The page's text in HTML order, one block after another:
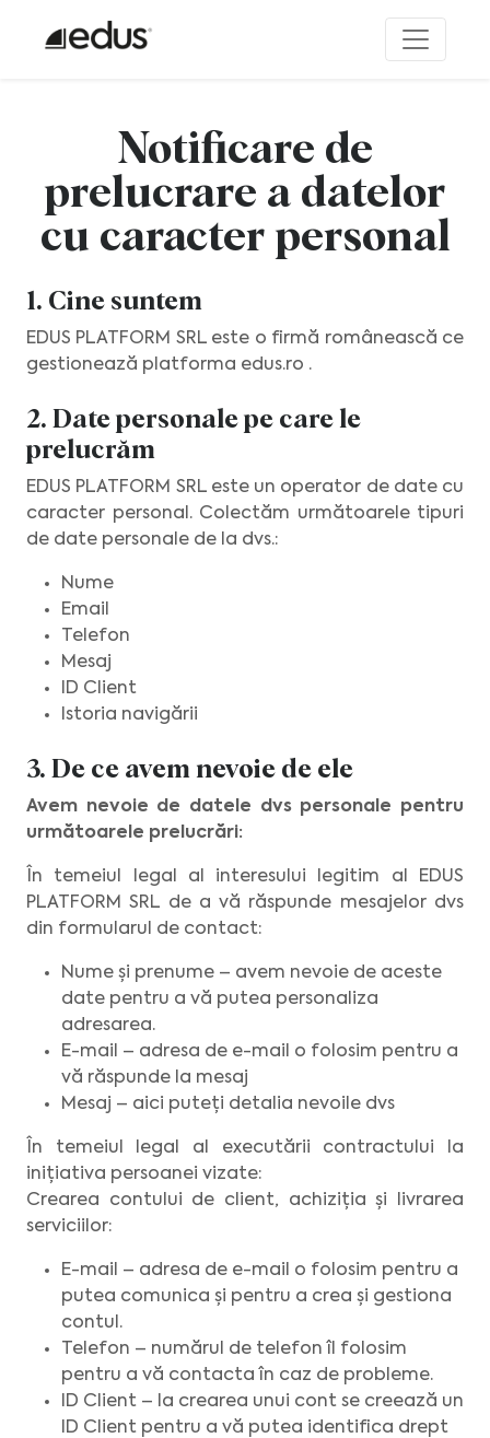
Notificare de
prelucrare a datelor
cu caracter personal
1. Cine suntem
EDUS PLATFORM SRL este o firmă românească ce
gestionează platforma edus.ro .
2. Date personale pe care le
prelucrăm
EDUS PLATFORM SRL este un operator de date cu
caracter personal. Colectăm următoarele tipuri
de date personale de la dvs.:
Nume
Email
Telefon
Mesaj
ID Client
Istoria navigării
3. De ce avem nevoie de ele
Avem nevoie de datele dvs personale pentru
următoarele prelucrări:
În temeiul legal al interesului legitim al EDUS
PLATFORM SRL de a vă răspunde mesajelor dvs
din formularul de contact:
Nume și prenume – avem nevoie de aceste
date pentru a vă putea personaliza
adresarea.
E-mail – adresa de e-mail o folosim pentru a
vă răspunde la mesaj
Mesaj – aici puteți detalia nevoile dvs
În temeiul legal al executării contractului la
inițiativa persoanei vizate:
Crearea contului de client, achiziția și livrarea
serviciilor:
E-mail – adresa de e-mail o folosim pentru a
putea comunica și pentru a crea și gestiona
contul.
Telefon – numărul de telefon îl folosim
pentru a vă contacta în caz de probleme.
ID Client – la crearea unui cont se creează un
ID Client pentru a vă putea identifica drept